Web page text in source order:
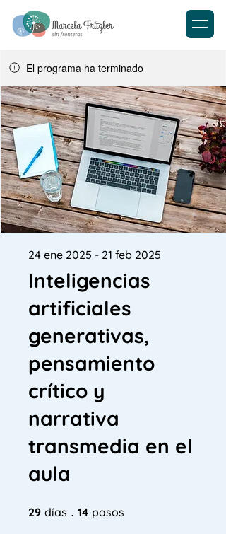
El programa ha terminado
Inteligencias
artificiales
generativas,
pensamiento
crítico y
narrativa
transmedia en el
aula
24 ene 2025 - 21 feb 2025
29 días 29 días
14 pasos